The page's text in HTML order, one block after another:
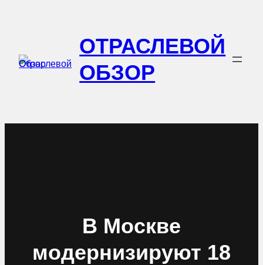
ОТРАСЛЕВОЙ
ОБЗОР
В Москве
модернизируют 18